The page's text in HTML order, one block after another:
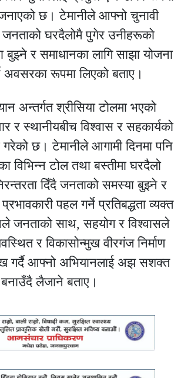
छ। टेमानीले आफ्नो चुनावी
जनताको घरदैलोमै पुगेर उनीहरूको
बुझ्ने र समाधानका लागि साझा योजना
अवसरका रूपमा लिएको बताए।
अन्तर्गत श्रीसिया टोलमा भएको
र स्थानीयबीच विश्वास र सहकार्यको
गरेको छ। टेमानीले आगामी दिनमा पनि
विभिन्न टोल तथा बस्तीमा घरदैलो
दिँदै जनताको समस्या बुझ्ने र
पहल गर्ने प्रतिबद्धता व्यक्त
जनताको साथ, सहयोग र विश्वासले
र विकासोन्मुख वीरगंज निर्माण
गर्दै आफ्नो अभियानलाई अझ सशक्त
बनाउँदै लैजाने बताए।